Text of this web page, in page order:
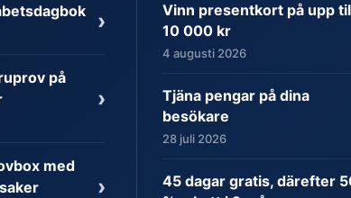
›
på
›
med
›
Vinn presentkort på upp
10 000 kr
4 augusti 2026
Tjäna pengar på dina
besökare
28 juli 2026
45 dagar gratis, därefter